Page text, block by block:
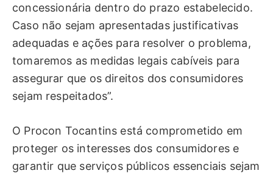
concessionária dentro do prazo estabelecido.
Caso não sejam apresentadas justificativas
adequadas e ações para resolver o problema,
tomaremos as medidas legais cabíveis para
assegurar que os direitos dos consumidores
sejam respeitados”.
O Procon Tocantins está comprometido em
proteger os interesses dos consumidores e
garantir que serviços públicos essenciais sejam